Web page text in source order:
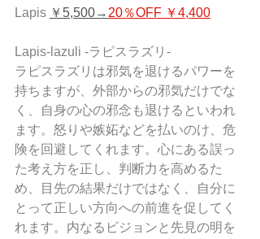
Lapis ￥5,500→ 20％OFF ￥4,400
Lapis-lazuli -ラピスラズリ-
ラピスラズリは邪気を退けるパワーを
持ちますが、外部からの邪気だけでな
く、自身の心の邪念も退けるといわれ
ます。怒りや嫉妬などを払いのけ、危
険を回避してくれます。心にある誤っ
た考え方を正し、判断力を高めるた
め、目先の結果だけではなく、自分に
とって正しい方向への前進を促してく
れます。内なるビジョンと先見の明を